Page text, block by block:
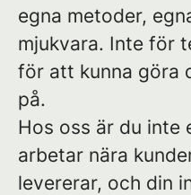
egna metoder,
mjukvara. Inte för
för att kunna göra
på.
Hos oss är du inte
arbetar nära
levererar, och din